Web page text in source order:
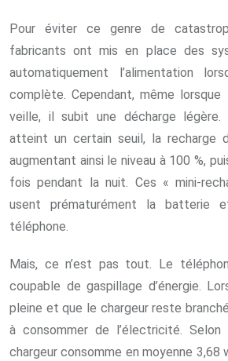
Pour éviter ce genre de
fabricants ont mis en place des
automatiquement l’alimentation
complète. Cependant, même
veille, il subit une décharge
atteint un certain seuil, la recharge
augmentant ainsi le niveau à 100 %,
fois pendant la nuit. Ces « mini-
usent prématurément la batterie
téléphone.
Mais, ce n’est pas tout. Le
coupable de gaspillage d’énergie.
pleine et que le chargeur reste
à consommer de l’électricité.
chargeur consomme en moyenne 3,68